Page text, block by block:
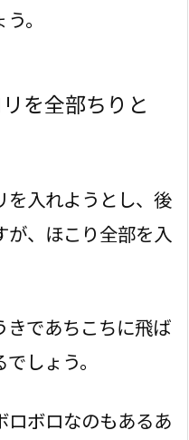
。
を全部ちりと
を入れようとし、後
が、ほこり全部を入
きであちこちに飛ば
しょう。
ロボロなのもあるあ